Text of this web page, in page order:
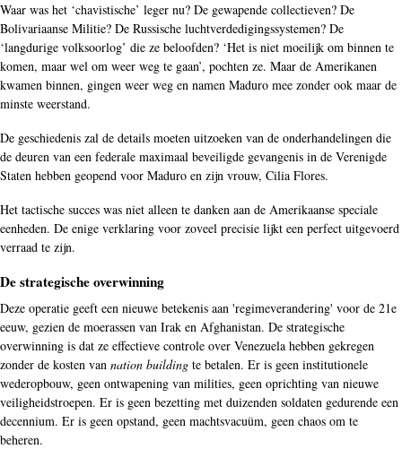
Waar was het ‘chavistische’ leger nu? De gewapende collectieven? De
Bolivariaanse Militie? De Russische luchtverdedigingssystemen? De
‘langdurige volksoorlog’ die ze beloofden? ‘Het is niet moeilijk om binnen te
komen, maar wel om weer weg te gaan’, pochten ze. Maar de Amerikanen
kwamen binnen, gingen weer weg en namen Maduro mee zonder ook maar de
minste weerstand.
De geschiedenis zal de details moeten uitzoeken van de onderhandelingen die
de deuren van een federale maximaal beveiligde gevangenis in de Verenigde
Staten hebben geopend voor Maduro en zijn vrouw, Cilia Flores.
Het tactische succes was niet alleen te danken aan de Amerikaanse speciale
eenheden. De enige verklaring voor zoveel precisie lijkt een perfect uitgevoerd
verraad te zijn.
De strategische overwinning
Deze operatie geeft een nieuwe betekenis aan 'regimeverandering' voor de 21e
eeuw, gezien de moerassen van Irak en Afghanistan. De strategische
overwinning is dat ze effectieve controle over Venezuela hebben gekregen
zonder de kosten van nation building te betalen. Er is geen institutionele
wederopbouw, geen ontwapening van milities, geen oprichting van nieuwe
veiligheidstroepen. Er is geen bezetting met duizenden soldaten gedurende een
decennium. Er is geen opstand, geen machtsvacuüm, geen chaos om te
beheren.